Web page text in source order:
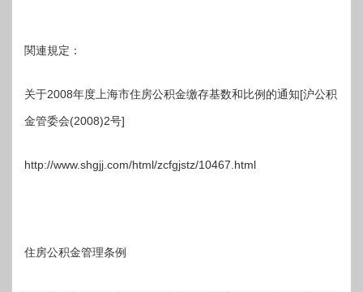
関連規定：
关于2008年度上海市住房公积金缴存基数和比例的通知[沪公积
金管委会(2008)2号]
http://www.shgjj.com/html/zcfgjstz/10467.html
住房公积金管理条例